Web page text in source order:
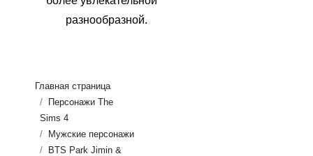
разнообразной.
Главная страница
Персонажи The
Sims 4
Мужские персонажи
BTS Park Jimin &